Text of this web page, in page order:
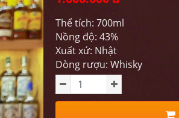
Thể tích: 700ml
Nồng độ: 43%
Xuất xứ: Nhật
Dòng rượu: Whisky